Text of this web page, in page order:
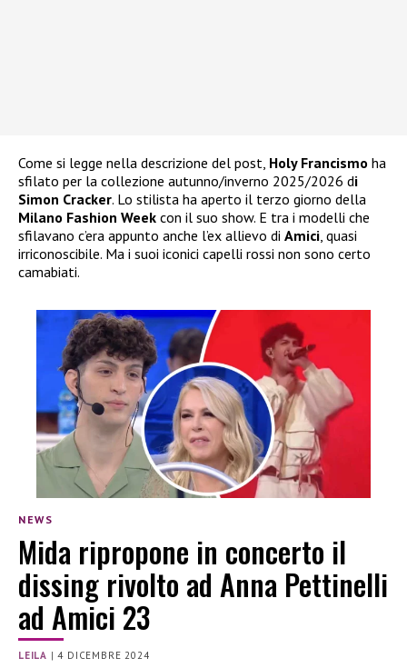
Come si legge nella descrizione del post, Holy Francismo ha
sfilato per la collezione autunno/inverno 2025/2026 di
Simon Cracker. Lo stilista ha aperto il terzo giorno della
Milano Fashion Week con il suo show. E tra i modelli che
sfilavano c’era appunto anche l’ex allievo di Amici, quasi
irriconoscibile. Ma i suoi iconici capelli rossi non sono certo
camabiati.
NEWS
Mida ripropone in concerto il
dissing rivolto ad Anna Pettinelli
ad Amici 23
LEILA |4 DICEMBRE 2024